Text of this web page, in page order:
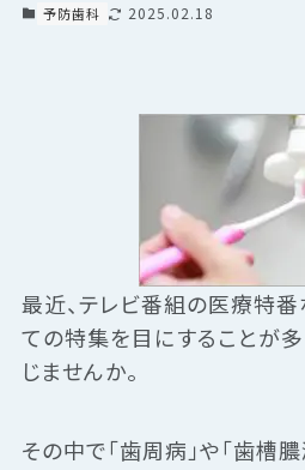
予防歯科 2025.02.18
最近、テレビ番組の医療特番
ての特集を目にすることが多
じませんか。
その中で「歯周病」や「歯槽